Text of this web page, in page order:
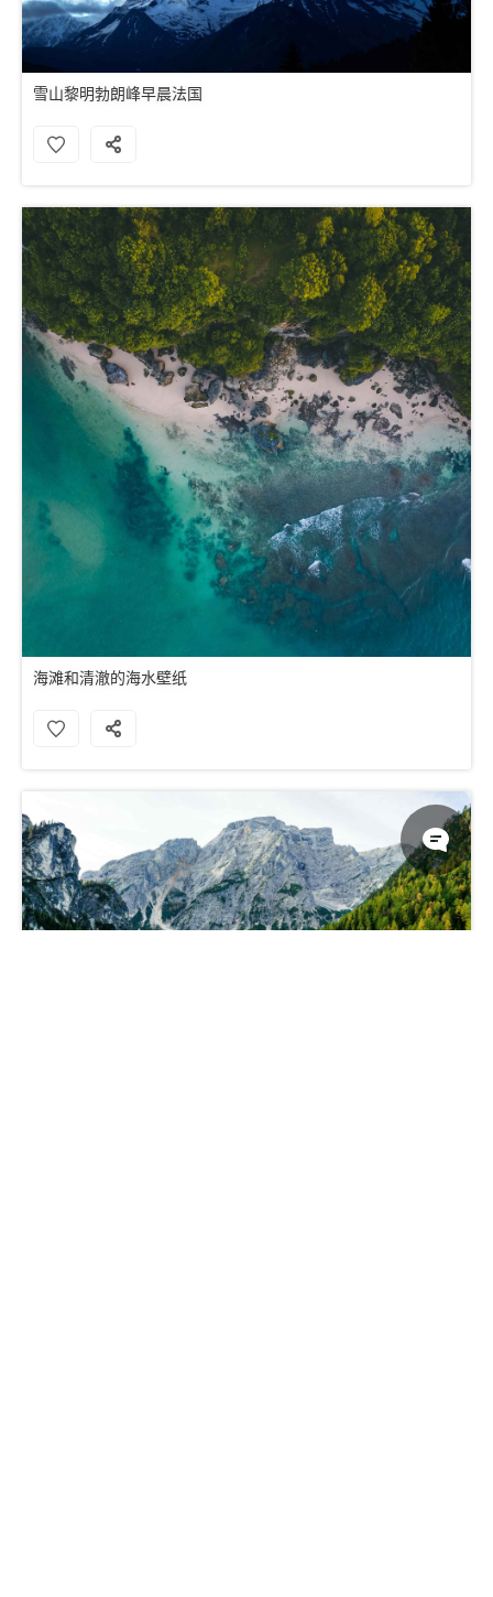
雪山黎明勃朗峰早晨法国
海滩和清澈的海水壁纸